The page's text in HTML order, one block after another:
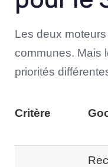
Les deux
communes. Mais
priorités
Critère